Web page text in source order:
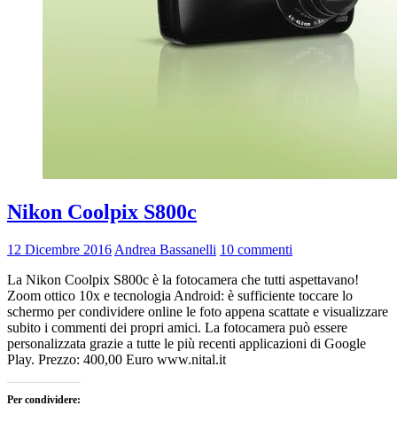
Nikon Coolpix S800c
12 Dicembre 2016 Andrea Bassanelli 10 commenti
La Nikon Coolpix S800c è la fotocamera che tutti aspettavano!
Zoom ottico 10x e tecnologia Android: è sufficiente toccare lo
schermo per condividere online le foto appena scattate e visualizzare
subito i commenti dei propri amici. La fotocamera può essere
personalizzata grazie a tutte le più recenti applicazioni di Google
Play. Prezzo: 400,00 Euro www.nital.it
Per condividere: